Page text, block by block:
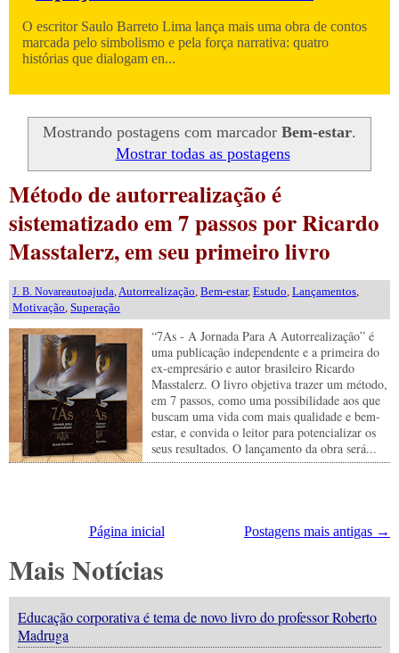
O escritor Saulo Barreto Lima lança mais uma obra de contos
marcada pelo simbolismo e pela força narrativa: quatro
histórias que dialogam en...
Mostrando postagens com marcador Bem-estar.
Mostrar todas as postagens
Método de autorrealização é
sistematizado em 7 passos por Ricardo
Masstalerz, em seu primeiro livro
J. B. Novareautoajuda Autorrealização Bem-estar, Estudo Lançamentos
Motivação Superação
“7As - A Jornada Para A Autorrealização” é
uma publicação independente e a primeira do
ex-empresário e autor brasileiro Ricardo
Masstalerz. O livro objetiva trazer um método,
em 7 passos, como uma possibilidade aos que
buscam uma vida com mais qualidade e bem-
estar, e convida o leitor para potencializar os
seus resultados. O lançamento da obra será...
Postagens mais antigas →
Página inicial
Mais Notícias
Educação corporativa é tema de novo livro do professor Roberto
Madruga